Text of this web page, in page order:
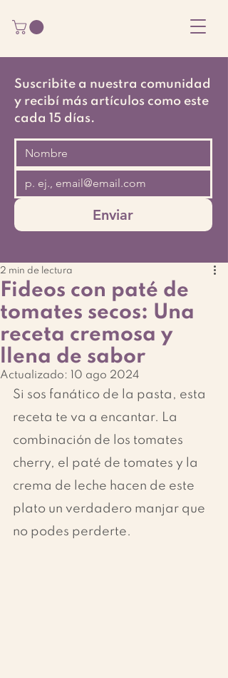
Suscribite a nuestra comunidad
y recibí más artículos como este
cada 15 días.
Enviar
Fideos con paté de
tomates secos: Una
receta cremosa y
llena de sabor
2 min de lectura
Actualizado: 10 ago 2024
Si sos fanático de la pasta, esta
receta te va a encantar. La
combinación de los tomates
cherry, el paté de tomates y la
crema de leche hacen de este
plato un verdadero manjar que
no podes perderte.